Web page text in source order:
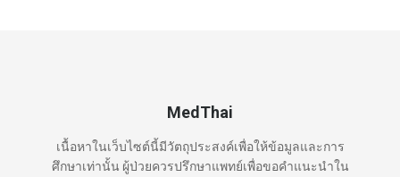
MedThai
เนื้อหาในเว็บไซต์นี้มีวัตถุประสงค์เพื่อให้ข้อมูลและการ
ศึกษาเท่านั้น ผู้ป่วยควรปรึกษาแพทย์เพื่อขอคำแนะนำใน